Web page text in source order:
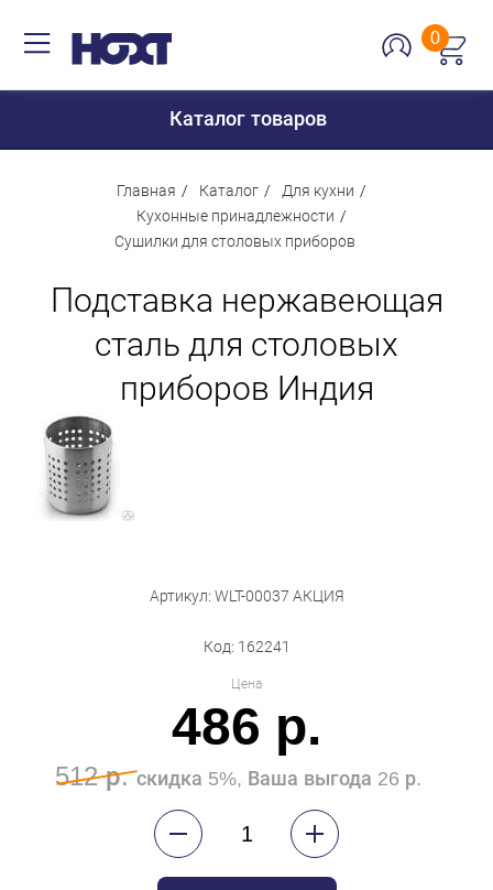
0
Каталог товаров
Для кухни
Строительство и ремонт
Мебель
Бытовая техника
Главная Каталог
Для кухни
Кухонные принадлежности
Сушилки для столовых приборов
Подставка нержавеющая
сталь для столовых
приборов Индия
Артикул: WLT-00037 АКЦИЯ
Код: 162241
Цена
486 р.
512 р.скидка 5%, Ваша выгода 26 р.